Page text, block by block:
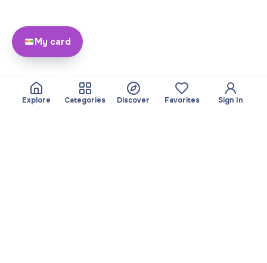
Explore Categories Discover Favorites Sign In
My card